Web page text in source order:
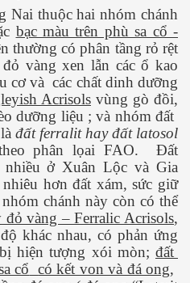
Nai thuộc hai nhóm chánh
bạc màu trên phù sa cổ -
thường có phân tầng rỏ rệt
đỏ vàng xen lẫn các ổ kao
cơ và các chất dinh dưỡng
Acrisols vùng gò đồi,
dưỡng liệu ; và nhóm đất
đất ferralit hay đất latosol
phân lọai FAO.
Đất
nhiều ở Xuân Lộc và Gia
hơn đất xám, sức giữ
chánh này còn có thể
đỏ vàng – Ferralic Acrisols,
khác nhau, có phản ứng
hiện tượng xói mòn; đất
cổ có kết von và đá ong,